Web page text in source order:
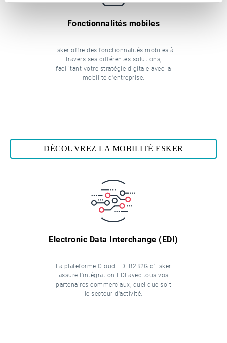
Fonctionnalités mobiles
Esker offre des fonctionnalités mobiles à
travers ses différentes solutions,
facilitant votre stratégie digitale avec la
mobilité d'entreprise.
DÉCOUVREZ LA MOBILITÉ ESKER
Electronic Data Interchange (EDI)
La plateforme Cloud EDI B2B2G d'Esker
assure l'intégration EDI avec tous vos
partenaires commerciaux, quel que soit
le secteur d'activité.